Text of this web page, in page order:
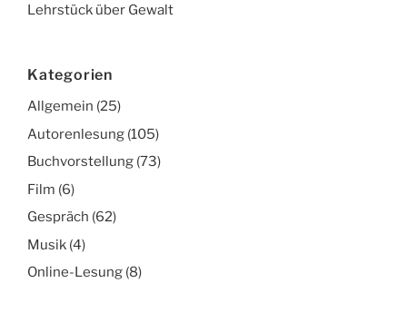
Lehrstück über Gewalt
Kategorien
Allgemein (25)
Autorenlesung (105)
Buchvorstellung (73)
Film (6)
Gespräch (62)
Musik (4)
Online-Lesung (8)